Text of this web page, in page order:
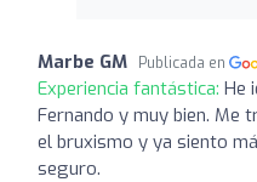
Marbe GM Publicada en
Experiencia fantástica: He
Fernando y muy bien. Me
el bruxismo y ya siento
seguro.